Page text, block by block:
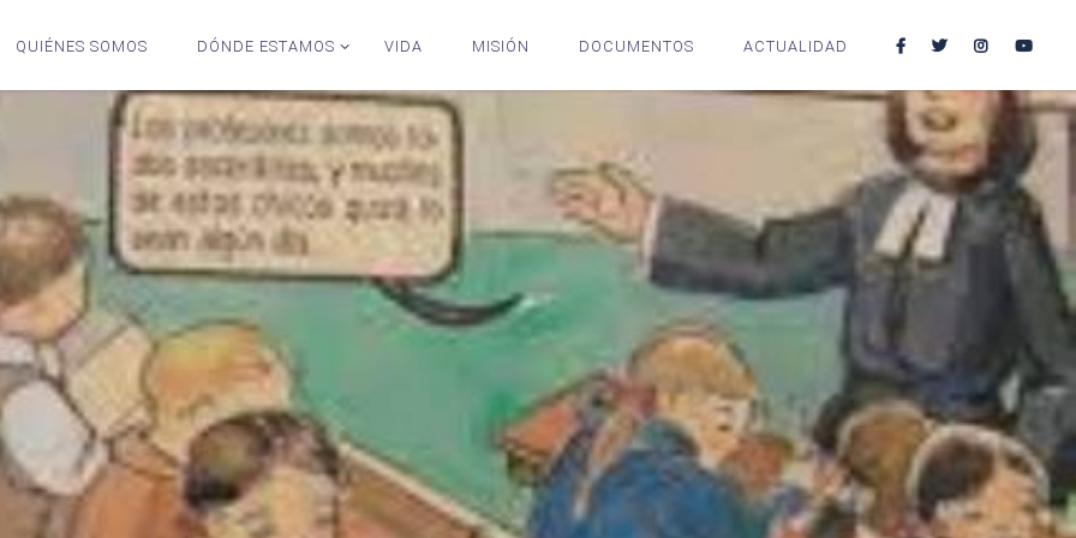
QUIÉNES SOMOS DÓNDE ESTAMOS VIDA MISIÓN DOCUMENTOS ACTUALIDAD